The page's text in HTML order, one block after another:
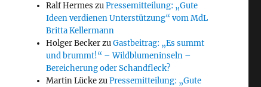
Ralf Hermes zuPressemitteilung: „Gute
Ideen verdienen Unterstützung“ vom MdL
Britta Kellermann
Holger BeckerzuGastbeitrag: „Es summt
und brummt!“ – Wildblumeninseln –
Bereicherung oder Schandfleck?
Martin LückezuPressemitteilung: „Gute